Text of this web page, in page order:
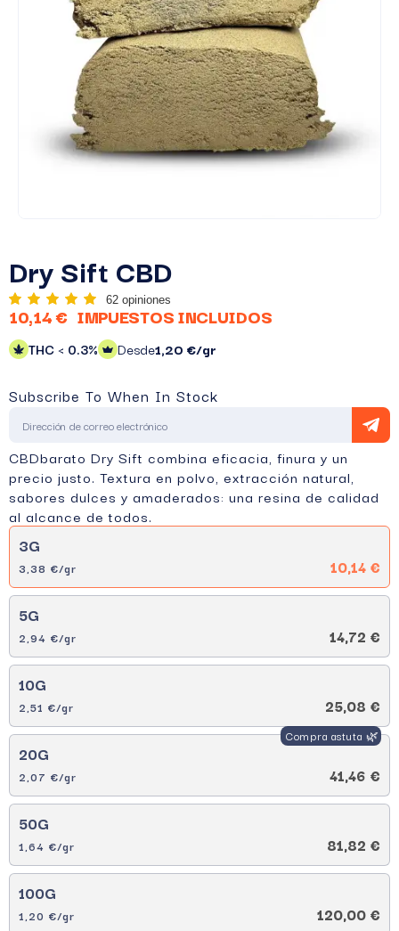
Dry Sift CBD
62 opiniones
10,14 € IMPUESTOS INCLUIDOS
THC < 0.3% Desde1,20 €/gr
Subscribe To When In Stock
CBDbarato Dry Sift combina eficacia, finura y un
precio justo. Textura en polvo, extracción natural,
sabores dulces y amaderados: una resina de calidad
al alcance de todos.
3G
3,38 €/gr 10,14 €
5G
2,94 €/gr 14,72 €
10G
2,51 €/gr 25,08 €
20G
2,07 €/gr 41,46 €
50G
1,64 €/gr 81,82 €
100G
1,20 €/gr 120,00 €